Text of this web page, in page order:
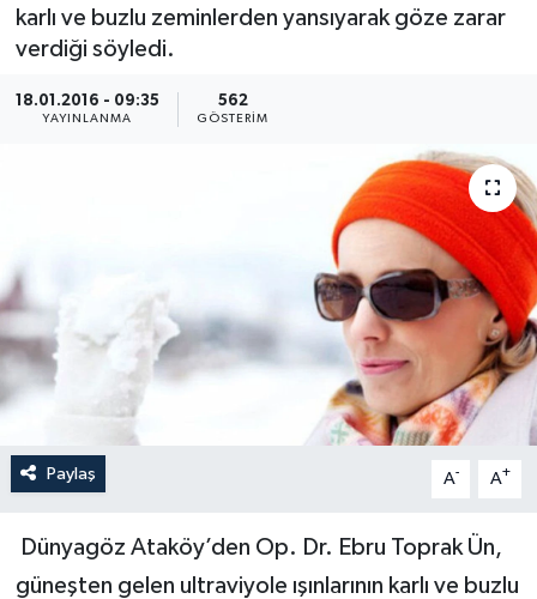
karlı ve buzlu zeminlerden yansıyarak göze zarar
verdiği söyledi.
18.01.2016 - 09:35
YAYINLANMA
562
GÖSTERIM
Paylaş A- A+
Dünyagöz Ataköy’den Op. Dr. Ebru Toprak Ün,
güneşten gelen ultraviyole ışınlarının karlı ve buzlu
Süper Lig Puan Durumu ve Fikstür